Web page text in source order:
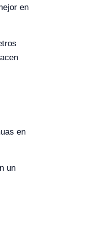
en
en
un